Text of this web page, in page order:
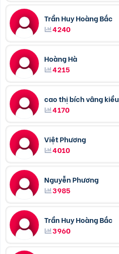
Trần Huy Hoàng Bắc
4240
Hoàng Hà
4215
cao thị bích vâng kiều
4170
Việt Phương
4010
Nguyễn Phương
3985
Trần Huy Hoàng Bắc
3960